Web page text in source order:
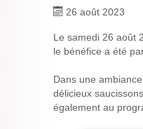
26 août 2023
Le samedi 26 août
le bénéfice a été
Dans une
délicieux
également au